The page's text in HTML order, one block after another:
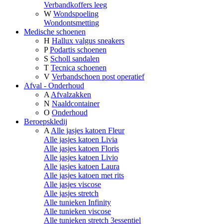
Verbandkoffers leeg
W Wondspoeling
Wondontsmetting
Medische schoenen
H Hallux valgus sneakers
P Podartis schoenen
S Scholl sandalen
T Tecnica schoenen
V Verbandschoen post operatief
Afval - Onderhoud
A Afvalzakken
N Naaldcontainer
O Onderhoud
Beroepskledij
A Alle jasjes katoen Fleur
Alle jasjes katoen Livia
Alle jasjes katoen Floris
Alle jasjes katoen Livio
Alle jasjes katoen Laura
Alle jasjes katoen met rits
Alle jasjes viscose
Alle jasjes stretch
Alle tunieken Infinity
Alle tunieken viscose
Alle tunieken stretch 3essentiel